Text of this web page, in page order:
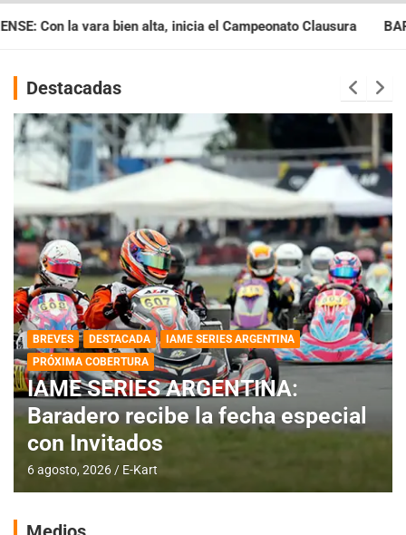
el Campeonato Clausura BARILOCHENSE: Preparan una
Destacadas
BREVES DESTACADA
IAME SERIES ARGENTINA
PRÓXIMA COBERTURA
IAME SERIES ARGENTINA:
Baradero recibe la fecha especial
con Invitados
6 agosto, 2026 E-Kart